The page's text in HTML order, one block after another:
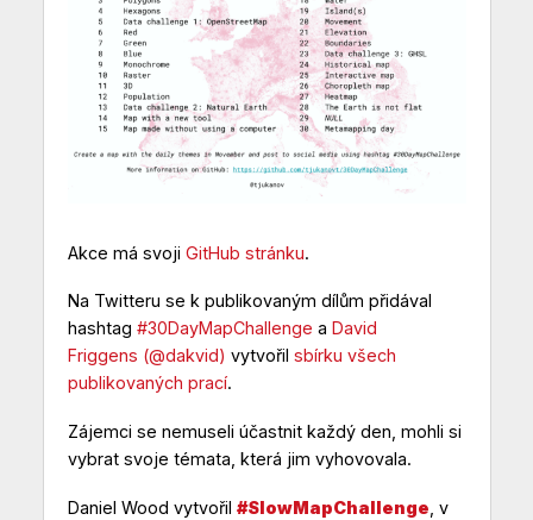
Akce má svoji GitHub stránku.
Na Twitteru se k publikovaným dílům přidával
hashtag #30DayMapChallenge a David
Friggens (@dakvid) vytvořil sbírku všech
publikovaných prací.
Zájemci se nemuseli účastnit každý den, mohli si
vybrat svoje témata, která jim vyhovovala.
Daniel Wood vytvořil #SlowMapChallenge , v